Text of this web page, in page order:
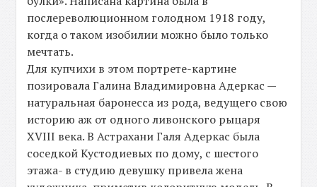
послереволюционном голодном 1918 году,
когда о таком изобилии можно было только
мечтать.
Для купчихи в этом портрете-картине
позировала Галина Владимировна Адеркас —
натуральная баронесса из рода, ведущего свою
историю аж от одного ливонского рыцаря
XVIII века. В Астрахани Галя Адеркас была
соседкой Кустодиевых по дому, с шестого
этажа- в студию девушку привела жена